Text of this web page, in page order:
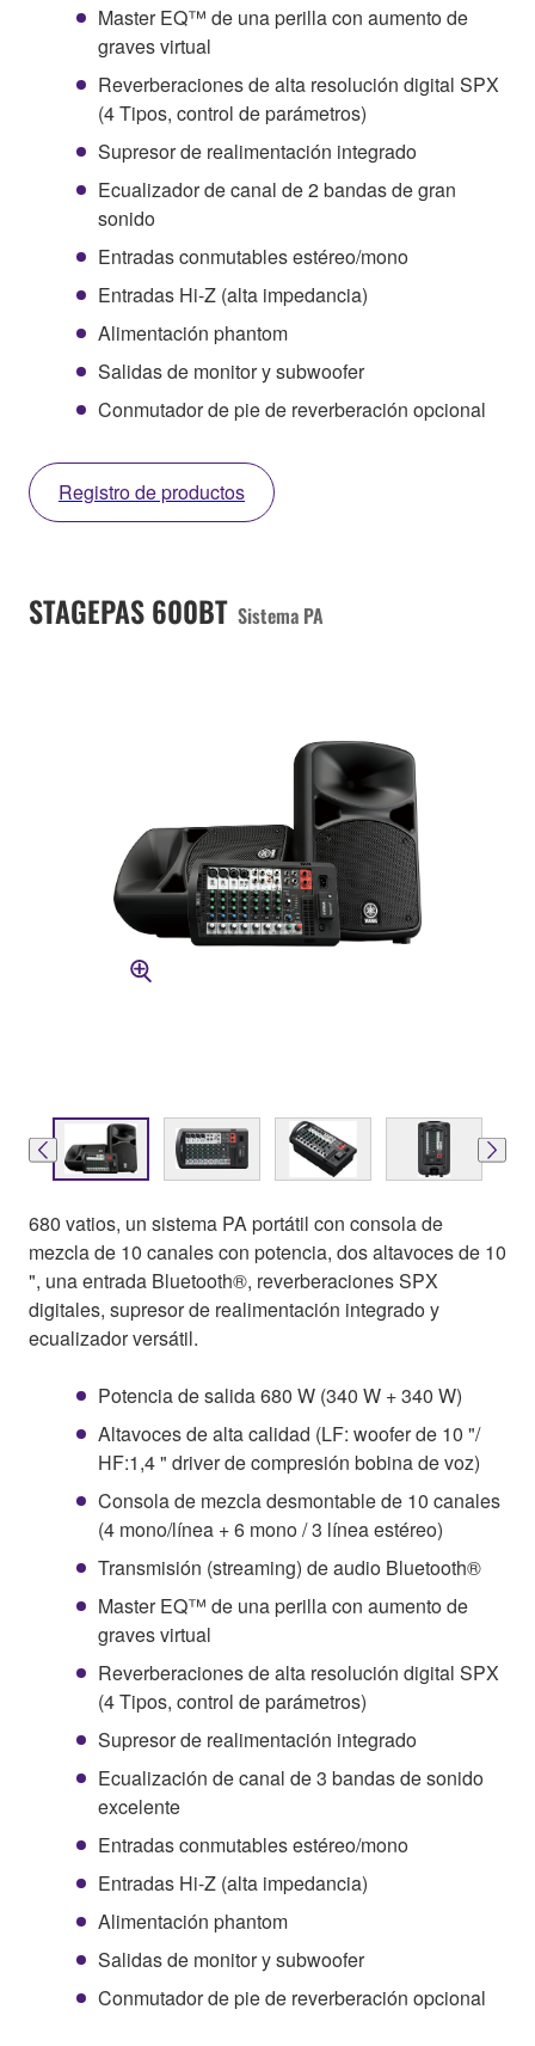
Master EQ™ de una perilla con aumento de
graves virtual
Reverberaciones de alta resolución digital SPX
(4 Tipos, control de parámetros)
Supresor de realimentación integrado
Ecualizador de canal de 2 bandas de gran
sonido
Entradas conmutables estéreo/mono
Entradas Hi-Z (alta impedancia)
Alimentación phantom
Salidas de monitor y subwoofer
Conmutador de pie de reverberación opcional
Registro de productos
STAGEPAS 600BT Sistema PA
680 vatios, un sistema PA portátil con consola de
mezcla de 10 canales con potencia, dos altavoces de 10
", una entrada Bluetooth®, reverberaciones SPX
digitales, supresor de realimentación integrado y
ecualizador versátil.
Potencia de salida 680 W (340 W + 340 W)
Altavoces de alta calidad (LF: woofer de 10 "/
HF:1,4 " driver de compresión bobina de voz)
Consola de mezcla desmontable de 10 canales
(4 mono/línea + 6 mono / 3 línea estéreo)
Transmisión (streaming) de audio Bluetooth®
Master EQ™ de una perilla con aumento de
graves virtual
Reverberaciones de alta resolución digital SPX
(4 Tipos, control de parámetros)
Supresor de realimentación integrado
Ecualización de canal de 3 bandas de sonido
excelente
Entradas conmutables estéreo/mono
Entradas Hi-Z (alta impedancia)
Alimentación phantom
Salidas de monitor y subwoofer
Conmutador de pie de reverberación opcional